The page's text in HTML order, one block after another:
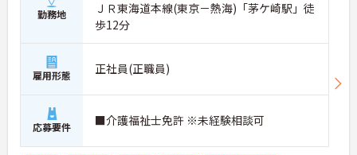
勤務地
ＪＲ東海道本線(東京－熱海)「茅ケ崎駅」徒
歩12分
雇用形態 正社員(正職員)
応募要件 ■介護福祉士免許 ※未経験相談可